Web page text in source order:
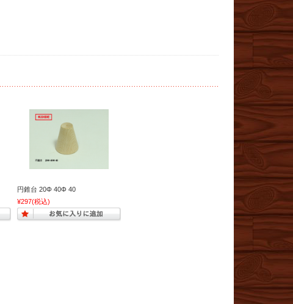
円錐台 20Φ 40Φ 40
¥297(税込)